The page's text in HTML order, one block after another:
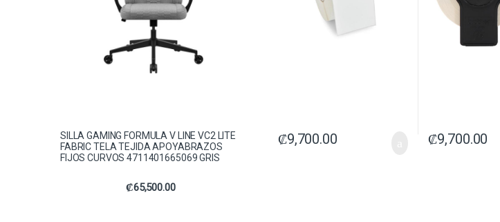
₡9,700.00 ₡9,700.00
SILLA GAMING FORMULA V LINE VC2 LITE
FABRIC TELA TEJIDA APOYABRAZOS
FIJOS CURVOS 4711401665069 GRIS
₡65,500.00